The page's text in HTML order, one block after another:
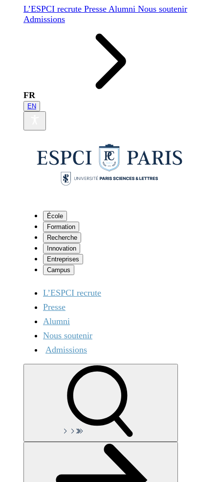
L’ESPCI recrute Presse Alumni Nous soutenir
Admissions
FR
EN
École
Formation
Recherche
Innovation
Entreprises
Campus
L’ESPCI recrute
Presse
Alumni
Nous soutenir
Admissions